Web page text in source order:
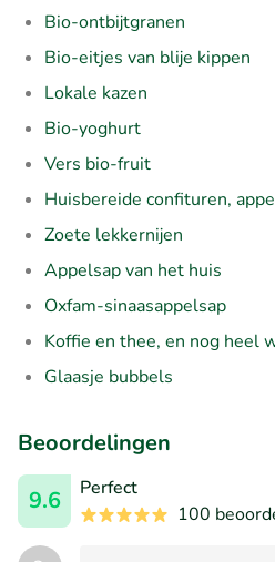
Bio-ontbijtgranen
Bio-eitjes van blije kippen
Lokale kazen
Bio-yoghurt
Vers bio-fruit
Huisbereide confituren,
Zoete lekkernijen
Appelsap van het huis
Oxfam-sinaasappelsap
Koffie en thee, en nog heel
Glaasje bubbels
Beoordelingen
9.6
Perfect
100